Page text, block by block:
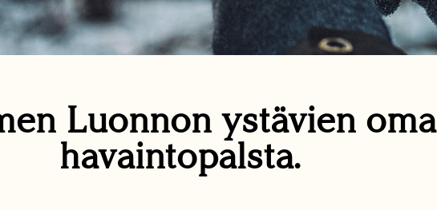
Luonnon ystävien oma
havaintopalsta.